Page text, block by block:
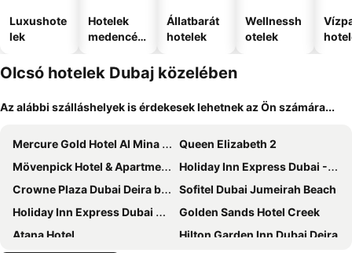
Luxushote
lek
Hotelek
medencév
Állatbarát
hotelek
Wellnessh
otelek
Olcsó hotelek Dubaj közelében
Az alábbi szálláshelyek is érdekesek lehetnek az Ön számára...
Mercure Gold Hotel Al Mina Road Dubai
Queen Elizabeth 2
Mövenpick Hotel & Apartments Bur Dubai
Holiday Inn Express Dubai - Safa Park By Ihg
Crowne Plaza Dubai Deira by IHG
Sofitel Dubai Jumeirah Beach
Holiday Inn Express Dubai Airport By Ihg
Golden Sands Hotel Creek
Atana Hotel
Hilton Garden Inn Dubai Deira